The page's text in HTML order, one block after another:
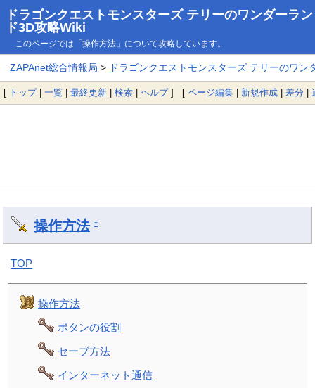
ドラゴンクエストモンスターズ テリーのワンダーラン
ド3D攻略Wiki
このページでは「操作方法」について攻略しています。
ZAPAnet総合情報局 > ドラゴンクエストモンスターズ テリーのワン
[ トップ| 一覧 | 最終更新 | 検索 | ヘルプ] [ ページ編集 | 新規作成 | 差分 |
操作方法 †
TOP
操作方法
ボタンの役割
セーブ方法
インターネット通信